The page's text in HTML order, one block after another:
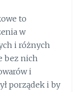
to
w
i różnych
bez nich
i
porządek i by